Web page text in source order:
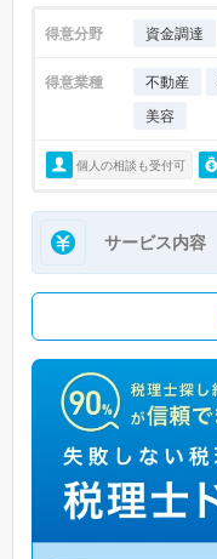
得意分野 資金調達
得意業種 不動産
美容
個人の相談も受付可
サービス内容